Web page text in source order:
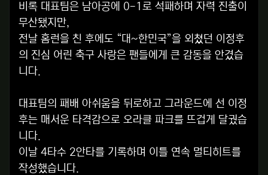
비록 대표팀은 남아공에 0-1로 석패하며 자력 진출이
무산됐지만,
전날 홈런을 친 후에도 “대~한민국”을 외쳤던 이정후
의 진심 어린 축구 사랑은 팬들에게 큰 감동을 안겼습
니다.
대표팀의 패배 아쉬움을 뒤로하고 그라운드에 선 이정
후는 매서운 타격감으로 오라클 파크를 뜨겁게 달궜습
니다.
이날 4타수 2안타를 기록하며 이틀 연속 멀티히트를
작성했습니다.